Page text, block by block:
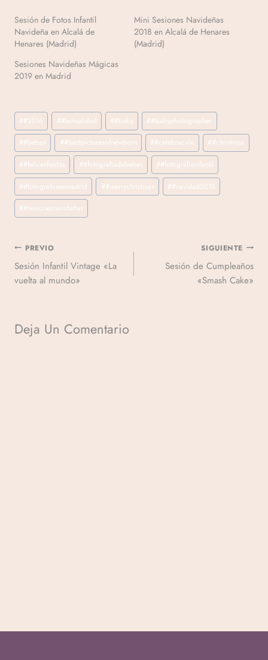
Sesión de Fotos Infantil
Navideña en Alcalá de
Henares (Madrid)
Mini Sesiones Navideñas
2018 en Alcalá de Henares
(Madrid)
Sesiones Navideñas Mágicas
2019 en Madrid
##2016 ##actualidad ##baby ##babyphotographer
##bebes ##bestpicturesofnewborn ##celebración ##christmas
##felicesfiestas ##fotografiadebebes ##fotografiainfantil
##fotografosenmadrid ##merrychristmas ##navidad2015
##sesionesnavideñas
PREVIO
Sesión Infantil Vintage «La
vuelta al mundo»
SIGUIENTE
Sesión de Cumpleaños
«Smash Cake»
Deja Un Comentario